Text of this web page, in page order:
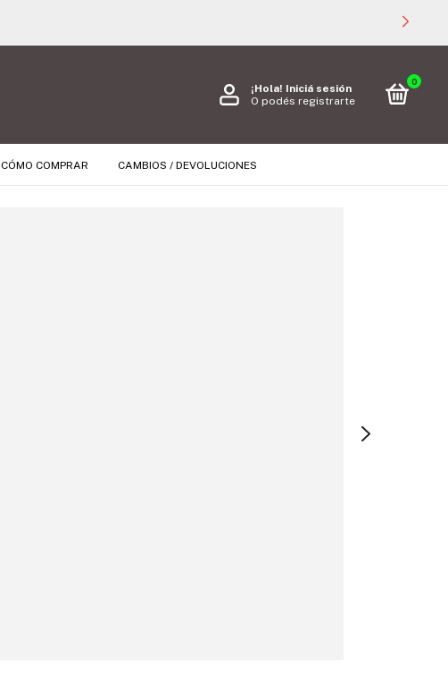
¡Hola! Iniciá sesión
O podés registrarte
0
CÓMO COMPRAR CAMBIOS / DEVOLUCIONES